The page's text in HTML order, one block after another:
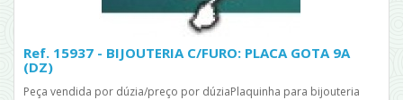
Ref. 15937 - BIJOUTERIA C/FURO: PLACA GOTA 9A
(DZ)
Peça vendida por dúzia/preço por dúziaPlaquinha para bijouteria